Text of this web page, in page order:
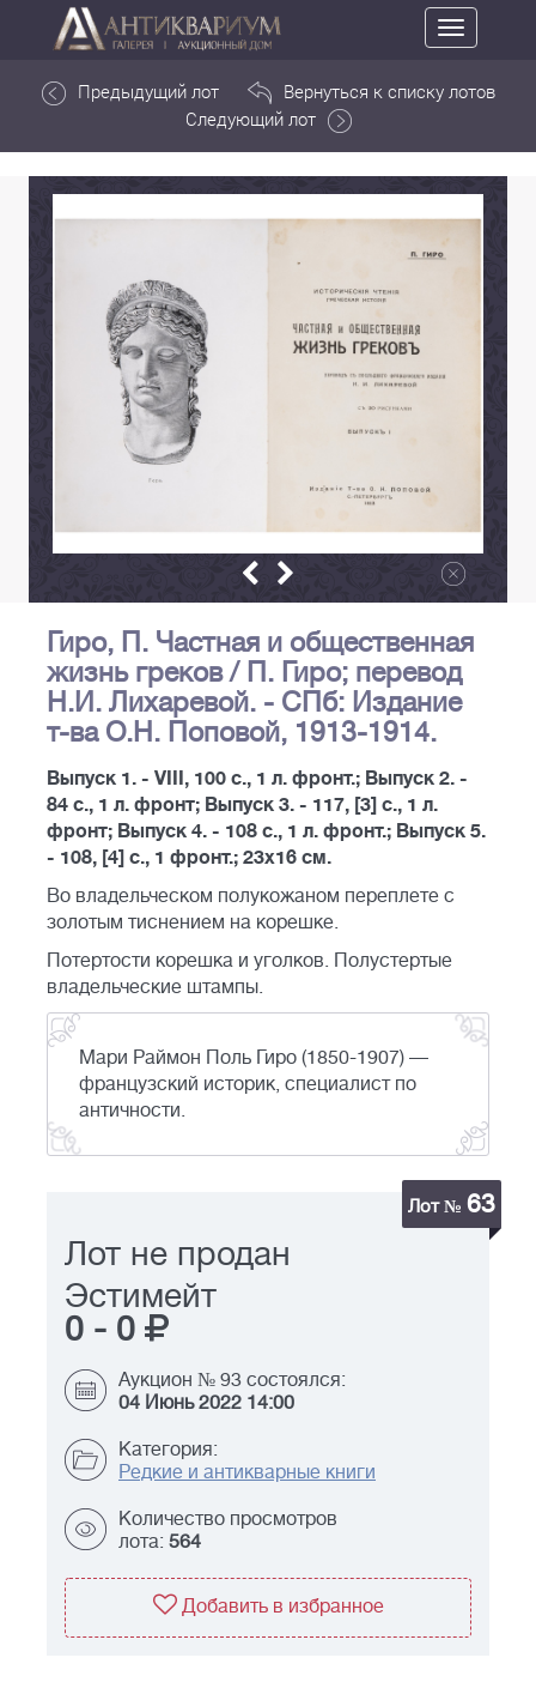
Toggle
navigation
Предыдущий лот
Вернуться к списку лотов
Следующий лот
Гиро, П. Частная и общественная
жизнь греков / П. Гиро; перевод
Н.И. Лихаревой. - СПб: Издание
т-ва О.Н. Поповой, 1913-1914.
Выпуск 1. - VIII, 100 с., 1 л. фронт.; Выпуск 2. -
84 с., 1 л. фронт; Выпуск 3. - 117, [3] с., 1 л.
фронт; Выпуск 4. - 108 с., 1 л. фронт.; Выпуск 5.
- 108, [4] с., 1 фронт.; 23x16 см.
Во владельческом полукожаном переплете с
золотым тиснением на корешке.
Потертости корешка и уголков. Полустертые
владельческие штампы.
Мари Раймон Поль Гиро (1850-1907) —
французский историк, специалист по
античности.
Лот № 63
Лот не продан
Эстимейт
0 - 0
Аукцион № 93 состоялся:
04 Июнь 2022 14:00
Категория:
Редкие и антикварные книги
Количество просмотров
лота: 564
Добавить в избранное